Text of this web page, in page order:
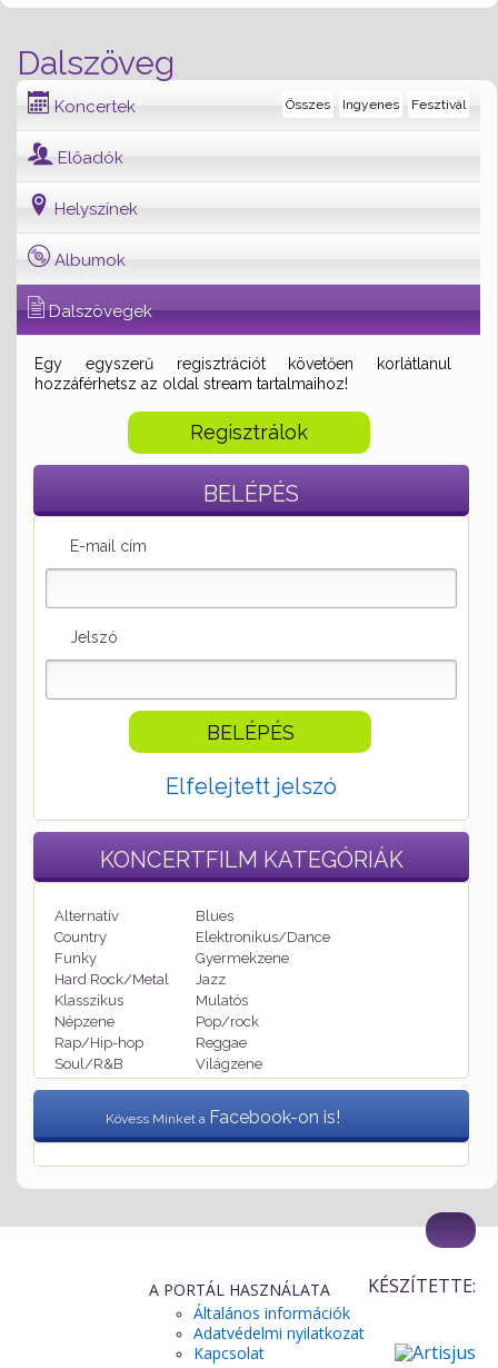
Dalszöveg
Koncertek Fesztivál
Ingyenes
Összes
Előadók
Helyszínek
Albumok
Dalszövegek
Egy egyszerű regisztrációt követően korlátlanul
hozzáférhetsz az oldal stream tartalmaihoz!
Regisztrálok
BELÉPÉS
E-mail cím
Jelszó
Elfelejtett jelszó
KONCERTFILM KATEGÓRIÁK
Alternatív
Blues
Country
Elektronikus/Dance
Funky
Gyermekzene
Hard Rock/Metal
Jazz
Klasszikus
Mulatós
Népzene
Pop/rock
Rap/Hip-hop
Reggae
Soul/R&B
Világzene
Kövess Minket a Facebook-on is!
A PORTÁL HASZNÁLATA
Általános információk
Adatvédelmi nyilatkozat
Kapcsolat
KÉSZÍTETTE: